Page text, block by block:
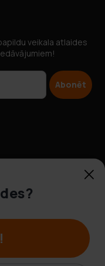
veikala atlaides
Abonēt